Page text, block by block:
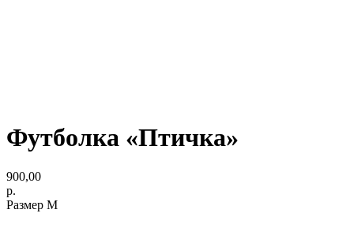
Футболка «Птичка»
900,00
р.
Размер М